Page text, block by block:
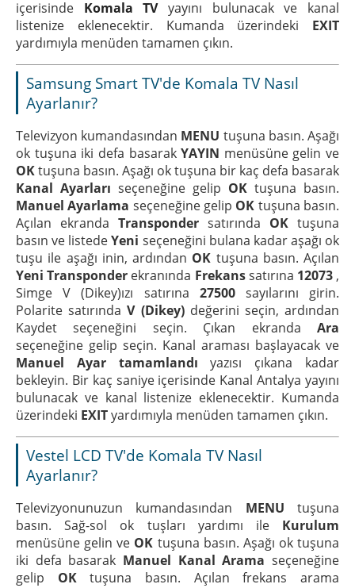
içerisinde Komala TVyayını bulunacak ve kanal
listenize eklenecektir. Kumanda üzerindeki EXIT
yardımıyla menüden tamamen çıkın.
Samsung Smart TV'de Komala TV Nasıl
Ayarlanır?
Televizyon kumandasından MENU tuşuna basın. Aşağı
ok tuşuna iki defa basarakYAYIN menüsüne gelin ve
OKtuşuna basın. Aşağı ok tuşuna bir kaç defa basarak
Kanal Ayarları seçeneğine gelip OK tuşuna basın.
Manuel Ayarlama seçeneğine gelip OK tuşuna basın.
Açılan ekranda Transponder satırında OK tuşuna
basın ve listedeYeni seçeneğini bulana kadar aşağı ok
tuşu ile aşağı inin, ardından OK tuşuna basın. Açılan
Yeni Transponder ekranında Frekanssatırına 12073 ,
Simge V (Dikey)ızı satırına 27500sayılarını girin.
Polarite satırındaV (Dikey)değerini seçin, ardından
Kaydet seçeneğini seçin. Çıkan ekranda Ara
seçeneğine gelip seçin. Kanal araması başlayacak ve
Manuel Ayar tamamlandı yazısı çıkana kadar
bekleyin. Bir kaç saniye içerisinde Kanal Antalya yayını
bulunacak ve kanal listenize eklenecektir. Kumanda
üzerindeki EXITyardımıyla menüden tamamen çıkın.
Vestel LCD TV'de Komala TV Nasıl
Ayarlanır?
Televizyonunuzun kumandasından MENU tuşuna
basın. Sağ-sol ok tuşları yardımı ile Kurulum
menüsüne gelin ve OK tuşuna basın. Aşağı ok tuşuna
iki defa basarak Manuel Kanal Arama seçeneğine
gelip OKtuşuna basın. Açılan frekans arama